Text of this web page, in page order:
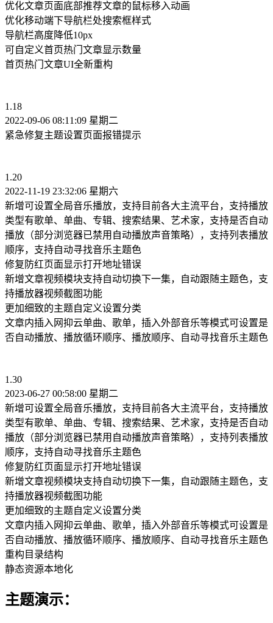
优化文章页面底部推荐文章的鼠标移入动画
优化移动端下导航栏处搜索框样式
导航栏高度降低10px
可自定义首页热门文章显示数量
首页热门文章UI全新重构
1.18
2022-09-06 08:11:09 星期二
紧急修复主题设置页面报错提示
1.20
2022-11-19 23:32:06 星期六
新增可设置全局音乐播放，支持目前各大主流平台，支持播放
类型有歌单、单曲、专辑、搜索结果、艺术家，支持是否自动
播放（部分浏览器已禁用自动播放声音策略），支持列表播放
顺序，支持自动寻找音乐主题色
修复防红页面显示打开地址错误
新增文章视频模块支持自动切换下一集，自动跟随主题色，支
持播放器视频截图功能
更加细致的主题自定义设置分类
文章内插入网抑云单曲、歌单，插入外部音乐等模式可设置是
否自动播放、播放循环顺序、播放顺序、自动寻找音乐主题色
1.30
2023-06-27 00:58:00 星期二
新增可设置全局音乐播放，支持目前各大主流平台，支持播放
类型有歌单、单曲、专辑、搜索结果、艺术家，支持是否自动
播放（部分浏览器已禁用自动播放声音策略），支持列表播放
顺序，支持自动寻找音乐主题色
修复防红页面显示打开地址错误
新增文章视频模块支持自动切换下一集，自动跟随主题色，支
持播放器视频截图功能
更加细致的主题自定义设置分类
文章内插入网抑云单曲、歌单，插入外部音乐等模式可设置是
否自动播放、播放循环顺序、播放顺序、自动寻找音乐主题色
重构目录结构
静态资源本地化
主题演示：